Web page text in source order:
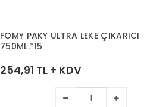
FOMY PAKY ULTRA LEKE ÇIKARICI
750ML.*15
254,91 TL + KDV